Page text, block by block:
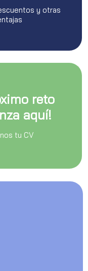
y otras
reto
aquí!
tu CV